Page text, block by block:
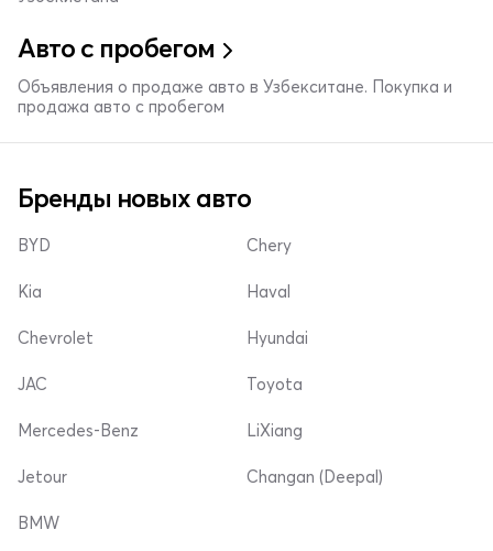
Авто с пробегом
Объявления о продаже авто в Узбекситане. Покупка и
продажа авто с пробегом
Бренды новых авто
BYD
Kia
Chevrolet
Chery
Haval
Hyundai
JAC
Mercedes-Benz
Jetour
Toyota
LiXiang
Changan (Deepal)
BMW